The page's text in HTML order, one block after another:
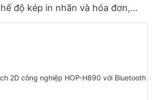
độ kép in nhãn và hóa đơn,
Nhật Bản.